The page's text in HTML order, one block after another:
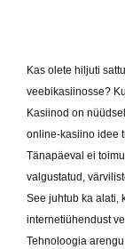
Kas olete hiljuti
veebikasiinosse?
Kasiinod on
online-kasiino idee
Tänapäeval ei
valgustatud,
See juhtub ka alati,
internetiühendust
Tehnoloogia